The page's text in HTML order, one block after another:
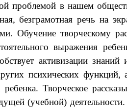
проблемой в нашем
безграмотная речь на
Обучение творческому
выражения
активизации знаний
психических
Творческое
(учебной)